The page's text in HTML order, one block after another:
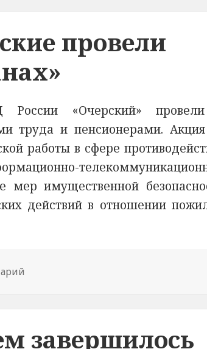
провели
России «Очерский»
труда и пенсионерами.
работы в сфере
мер имущественной
действий в отношении
завершилось